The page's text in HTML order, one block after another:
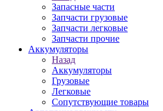
Запасные части
Запчасти грузовые
Запчасти легковые
Запчасти прочие
Аккумуляторы
Назад
Аккумуляторы
Грузовые
Легковые
Сопутствующие товары